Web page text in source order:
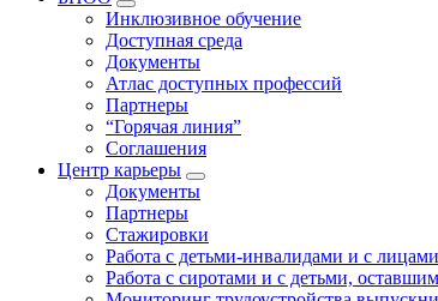
Инклюзивное обучение
Доступная среда
Документы
Атлас доступных профессий
Партнеры
“Горячая линия”
Соглашения
Центр карьеры
Документы
Партнеры
Стажировки
Работа с детьми-инвалидами и с
Работа с сиротами и с детьми,